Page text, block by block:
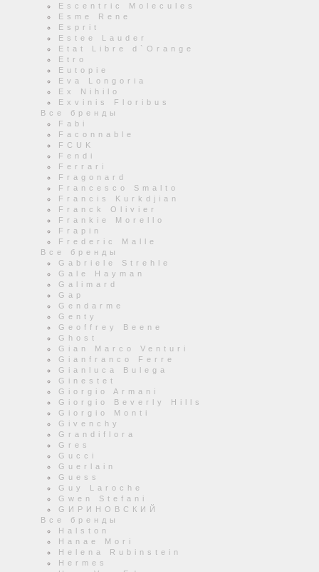
Escentric Molecules
Esme Rene
Esprit
Estee Lauder
Etat Libre d`Orange
Etro
Eutopie
Eva Longoria
Ex Nihilo
Exvinis Floribus
Все бренды
Fabi
Faconnable
FCUK
Fendi
Ferrari
Fragonard
Francesco Smalto
Francis Kurkdjian
Franck Olivier
Frankie Morello
Frapin
Frederic Malle
Все бренды
Gabriele Strehle
Gale Hayman
Galimard
Gap
Gendarme
Genty
Geoffrey Beene
Ghost
Gian Marco Venturi
Gianfranco Ferre
Gianluca Bulega
Ginestet
Giorgio Armani
Giorgio Beverly Hills
Giorgio Monti
Givenchy
Grandiflora
Gres
Gucci
Guerlain
Guess
Guy Laroche
Gwen Stefani
GИРИНОВСКИЙ
Все бренды
Halston
Hanae Mori
Helena Rubinstein
Hermes